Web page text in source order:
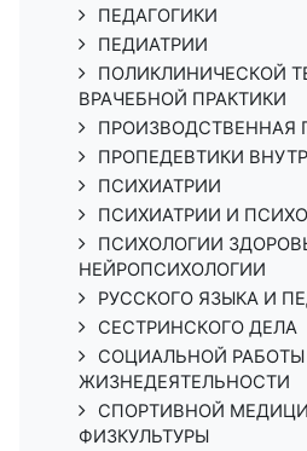
ПЕДАГОГИКИ
ПЕДИАТРИИ
ПОЛИКЛИНИЧЕСКОЙ
ВРАЧЕБНОЙ ПРАКТИКИ
ПРОИЗВОДСТВЕННАЯ
ПРОПЕДЕВТИКИ
ПСИХИАТРИИ
ПСИХИАТРИИ И
ПСИХОЛОГИИ
НЕЙРОПСИХОЛОГИИ
РУССКОГО ЯЗЫКА И
СЕСТРИНСКОГО ДЕЛА
СОЦИАЛЬНОЙ
ЖИЗНЕДЕЯТЕЛЬНОСТИ
СПОРТИВНОЙ
ФИЗКУЛЬТУРЫ